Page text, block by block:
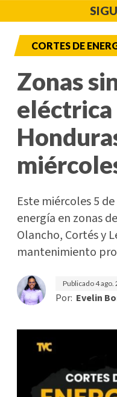
CORTES DE
Zonas
eléctrica
Este miércoles 5
energía en zonas
Olancho, Cortés y
mantenimiento
Publicado4 ago.
Por: Evelin